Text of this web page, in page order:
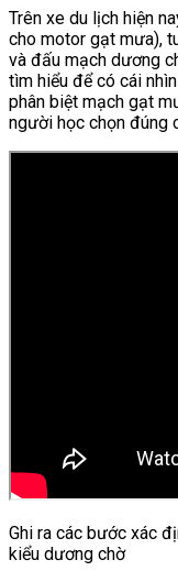
Trên xe du lịch hiện
cho motor gạt mưa),
và đấu mạch dương
tìm hiểu để có cái
phân biệt mạch gạt
người học chọn đúng
Ghi ra các bước xác
kiểu dương chờ